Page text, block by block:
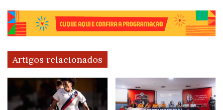
Artigos relacionados